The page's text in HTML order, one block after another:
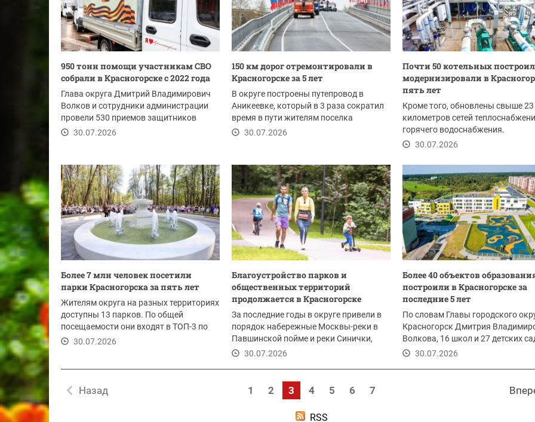
950 тонн помощи участникам СВО
собрали в Красногорске с 2022 года
Глава округа Дмитрий Владимирович
Волков и сотрудники администрации
провели 530 приемов защитников
Отечества и членов...
30.07.2026
150 км дорог отремонтировали в
Красногорске за 5 лет
В округе построены путепровод в
Аникеевке, который в 3 раза сократил
время в пути жителям поселка
Нахабино, а также...
30.07.2026
Почти 50 котельных
модернизировали в
пять лет
Кроме того, обновлены свыше 23
километров сетей
горячего водоснабжения.
Закольцована теплосеть в...
30.07.2026
Более 7 млн человек посетили
парки Красногорска за пять лет
Жителям округа на разных территориях
доступны 13 парков. По общей
посещаемости они входят в ТОП-3 по
Подмосковью.
30.07.2026
Благоустройство парков и
общественных территорий
продолжается в Красногорске
За последние годы в округе привели в
порядок набережные Москвы-реки в
Павшинской пойме и реки Синички,
Опалиховский...
30.07.2026
Более 40 объектов
построили в Красногорске за
последние 5 лет
По словам Главы городского
Красногорск Дмитрия
Волкова, 16 школ и 27 детских
обеспечили...
30.07.2026
1 2 3 4 5 6 7
Назад
RSS